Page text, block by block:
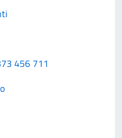
456 711